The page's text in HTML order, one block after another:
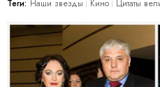
Теги: Наши звезды Кино Цитаты